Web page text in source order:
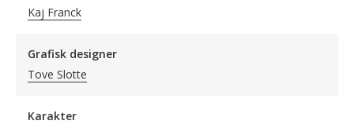
Kaj Franck
Grafisk designer
Tove Slotte
Karakter